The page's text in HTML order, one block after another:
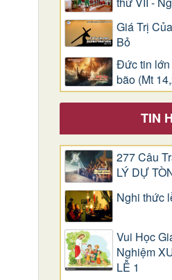
Giá Trị
Bỏ
Đức tin lớn
bão (Mt
TIN
277 Câu
LÝ DỰ
Nghi thức
Vui Học
Nghiệm
LỄ 1